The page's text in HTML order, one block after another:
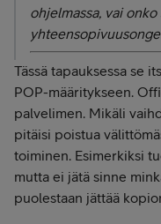
ohjelmassa, vai
Tässä tapauksessa se
POP-määritykseen.
palvelimen. Mikäli
pitäisi poistua
toiminen. Esimerkiksi
mutta ei jätä sinne
puolestaan jättää